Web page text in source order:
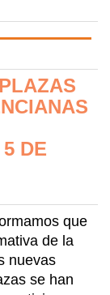
DE
que
de la
nuevas
se han